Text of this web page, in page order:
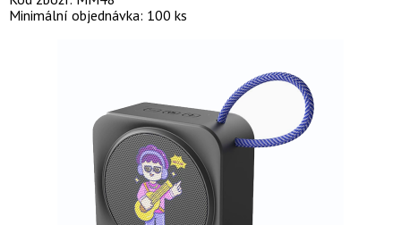
Minimální objednávka: 100 ks